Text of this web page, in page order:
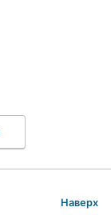
Наверх